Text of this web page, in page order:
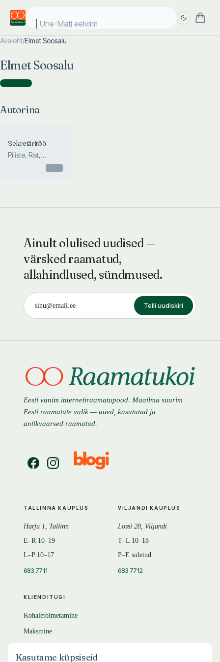
Une-Mati eelviima
Avaleht/Elmet Soosalu
Elmet Soosalu
Autorina )
Autorina
Sekretäritöö
Piliste, Rist,
Ainult olulised uudised —
värsked raamatud,
allahindlused, sündmused.
Telli uudiskiri
Eesti vanim internetiraamatupood. Maailma suurim
Eesti raamatute valik — uued, kasutatud ja
antikvaarsed raamatud.
KLIENDITUGI
Kohaletoimetamine
Maksmine
TALLINNA KAUPLUS
Harju 1, Tallinn
E–R 10–19
L–P 10–17
683 7711
VILJANDI KAUPLUS
Lossi 28, Viljandi
T–L 10–18
P–E suletud
683 7712
Kasutame küpsiseid